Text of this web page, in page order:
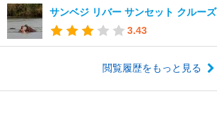
サンベジ リバー サンセット クルーズ
3.43
閲覧履歴をもっと見る